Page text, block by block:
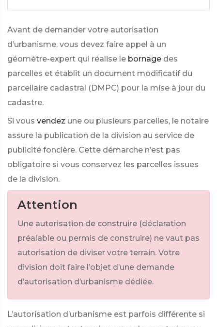
Avant de demander votre autorisation
d’urbanisme, vous devez faire appel à un
géomètre-expert qui réalise le bornage des
parcelles et établit un document modificatif du
parcellaire cadastral (DMPC) pour la mise à jour du
cadastre.
Si vous vendez une ou plusieurs parcelles, le notaire
assure la publication de la division au service de
publicité foncière. Cette démarche n’est pas
obligatoire si vous conservez les parcelles issues
de la division.
Attention
Une autorisation de construire (déclaration
préalable ou permis de construire) ne vaut pas
autorisation de diviser votre terrain. Votre
division doit faire l’objet d’une demande
d’autorisation d’urbanisme dédiée.
L’autorisation d’urbanisme est parfois différente si